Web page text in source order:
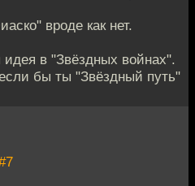
вроде как нет.
в "Звёздных войнах".
бы ты "Звёздный путь"